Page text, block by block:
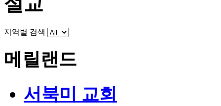
지역별 검색
메릴랜드
서북미 교회